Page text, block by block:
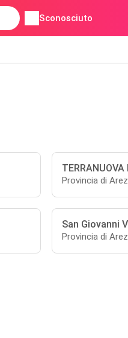
Sconosciuto
TERRANUOVA
Provincia di
San Giovanni
Provincia di